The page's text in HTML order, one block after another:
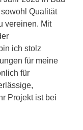
Qualität
vereinen. Mit
ich stolz
für meine
für
Projekt ist bei